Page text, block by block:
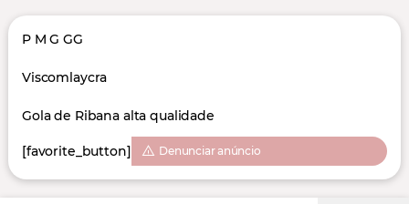
P M G GG
Viscomlaycra
Gola de Ribana alta qualidade
[favorite_button] Denunciar anúncio